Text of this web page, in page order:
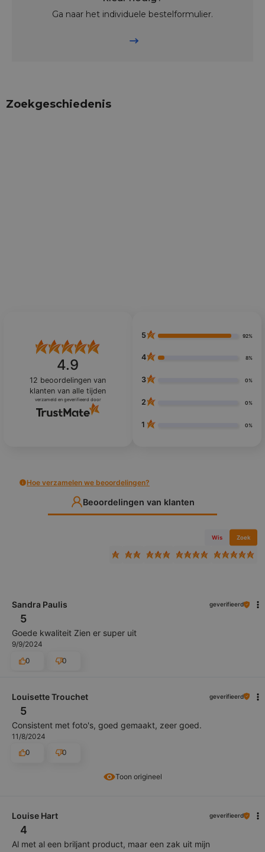
Ga naar het individuele bestelformulier.
Zoekgeschiedenis
4.9
12 beoordelingen van
klantenvan alle tijden
verzameld en geverifieerd door
5 92%
4 8%
3 0%
2 0%
1 0%
Hoe verzamelen we beoordelingen?
Beoordelingen van klanten
Wis Zoek
Sandra Paulis geverifieerd
5
Goede kwaliteit Zien er super uit
9/9/2024
0
0
Toon origineel
Louisette Trouchet geverifieerd
5
Consistent met foto's, goed gemaakt, zeer goed.
11/8/2024
0
0
Louise Hart geverifieerd
4
Al met al een briljant product, maar een zak uit mijn